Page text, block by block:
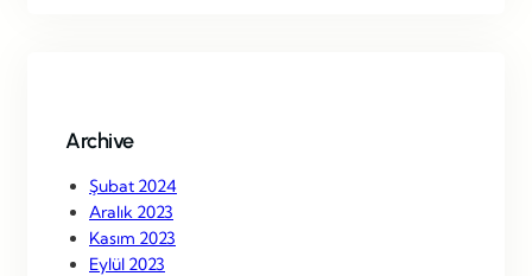
Archive
Şubat 2024
Aralık 2023
Kasım 2023
Eylül 2023